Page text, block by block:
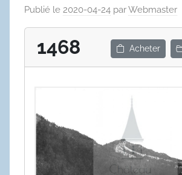
Publié le 2020-04-24 parWebmaster
1468 Acheter